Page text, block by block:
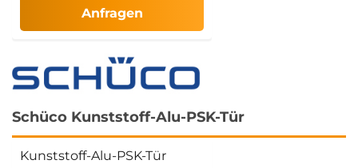
Anfragen
Schüco Kunststoff-Alu-PSK-Tür
Kunststoff-Alu-PSK-Tür